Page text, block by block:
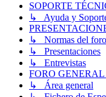
SOPORTE
↳ Ayuda y
↳ Normas del foro
↳ Presentaciones
↳ Entrevistas
FORO
↳ Área general